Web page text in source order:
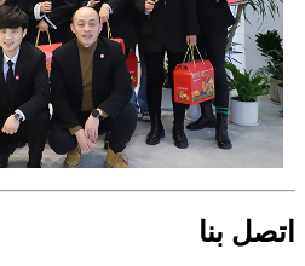
اتصل بنا